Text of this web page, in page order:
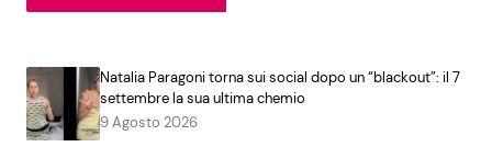
Natalia Paragoni torna sui social dopo un “blackout”: il 7
settembre la sua ultima chemio
9 Agosto 2026